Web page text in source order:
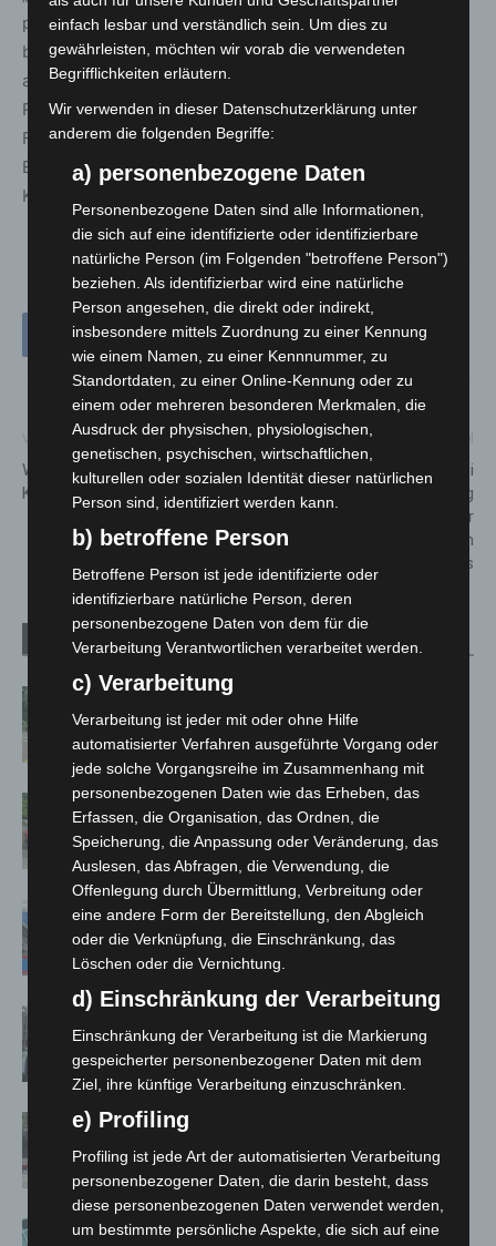
problemfrei, ohne größere Vorkommnisse. Ein Lob an die
bahnreisenden Fußballfans aus Braunschweig und auch
aus dem Hannoverschen Umfeld. Soweit die sportliche
Rivalität nur auf dem Rasen ausgetragen wird, machen
Fußballbegegnungen für alle noch mehr Freude“, so der
Einsatzleiter der Bundespolizei, Polizeidirektor Martin
Kröger.
Vorheriger Artikel
Wasserschaden: Galerie
KUBUS geschlossen
Versuchte Tötung: Bei
Auseinandersetzung
lebensgefährlich verletzter
Mann erscheint in
Krankenhaus
Verwandte Artikel Mehr vom Autor
Brand im „Haus der Begegnung“ in
Neuwarmbüchen schnell eingedämmt
Region Hannover: 21 neue
Notfallsanitäter starten beim Roten
Kreuz
Mann läuft mit Hockeyschläger über
A7 – Polizei sucht Zeugen
Celle: Mensch stirbt bei Bagger-Unfall
auf Baustelle
Gasleitung bei McDonald’s-Umbau in
Langenhagen beschädigt
Anklage nach Abschaltung von
einfach lesbar und verständlich sein. Um dies zu
gewährleisten, möchten wir vorab die verwendeten
Begrifflichkeiten erläutern.
Wir verwenden in dieser Datenschutzerklärung unter
anderem die folgenden Begriffe:
a) personenbezogene Daten
Personenbezogene Daten sind alle Informationen,
die sich auf eine identifizierte oder identifizierbare
natürliche Person (im Folgenden "betroffene Person")
beziehen. Als identifizierbar wird eine natürliche
Person angesehen, die direkt oder indirekt,
insbesondere mittels Zuordnung zu einer Kennung
wie einem Namen, zu einer Kennnummer, zu
Standortdaten, zu einer Online-Kennung oder zu
einem oder mehreren besonderen Merkmalen, die
Ausdruck der physischen, physiologischen,
genetischen, psychischen, wirtschaftlichen,
kulturellen oder sozialen Identität dieser natürlichen
Person sind, identifiziert werden kann.
b) betroffene Person
Betroffene Person ist jede identifizierte oder
identifizierbare natürliche Person, deren
personenbezogene Daten von dem für die
Verarbeitung Verantwortlichen verarbeitet werden.
c) Verarbeitung
Verarbeitung ist jeder mit oder ohne Hilfe
automatisierter Verfahren ausgeführte Vorgang oder
jede solche Vorgangsreihe im Zusammenhang mit
personenbezogenen Daten wie das Erheben, das
Erfassen, die Organisation, das Ordnen, die
Speicherung, die Anpassung oder Veränderung, das
Auslesen, das Abfragen, die Verwendung, die
Offenlegung durch Übermittlung, Verbreitung oder
eine andere Form der Bereitstellung, den Abgleich
oder die Verknüpfung, die Einschränkung, das
Löschen oder die Vernichtung.
d) Einschränkung der Verarbeitung
Einschränkung der Verarbeitung ist die Markierung
gespeicherter personenbezogener Daten mit dem
Ziel, ihre künftige Verarbeitung einzuschränken.
e) Profiling
Profiling ist jede Art der automatisierten Verarbeitung
personenbezogener Daten, die darin besteht, dass
diese personenbezogenen Daten verwendet werden,
um bestimmte persönliche Aspekte, die sich auf eine